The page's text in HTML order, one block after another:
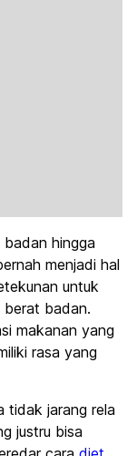
hingga
menjadi hal
untuk
berat badan.
makanan yang
rasa yang
tidak jarang rela
justru bisa